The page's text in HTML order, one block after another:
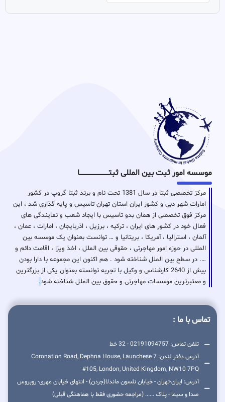
موسسه امور ثبت بین المللی ثبتـــــــــــــــــــــــــــــا
مرکز تخصصی ثبتا در سال 1381 تحت نام و برند ثبتا گروپ در کشور
امارات شهر دبی و کشور ایران استان تهران تاسیس و پایه گذاری شد ، این
مرکز فوق تخصصی از همان بدو تاسیس با ایجاد شعب و نمایندگی های
فعال خود در کشور های ایران ، ترکیه ، برزیل ، اذربایجان ، امارات ، عمان ،
آلمان ، استرالیا ، آمریکا ، بریتانیا و … توانست بعنوان یک موسسه بین
المللی در حوزه امور مهاجرتی ، حقوقی بین الملل ، اخذ ویزا ، اقامت دائم و
…. در سطح بین الملل شناخته شود . هم اکنون این مجموعه با دارا بودن
بیش از 2640 کارشناس و وکیل با تجربه توانسته بعنوان یکی از بزرگترین
و معتبرترین موسسات مهاجرتی و حقوق بین الملل شناخته شود.
تماس با ما :
تلفن تماس: 02191094757 - 32 خط
آدرس دفتر لندن: 7 Coronation Road, Dephna House, Launchese
#105, London, United Kingdom, NW10 7PQ
آدرس: ایران-تهران - خیابان نلسون ماندلا(جردن) - انتهای خیابان مهری- روبروس
صدا و سیما - پلاک ...... (مراجعه حضوری فقط با هماهنگی قبلی)